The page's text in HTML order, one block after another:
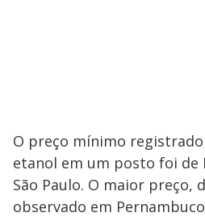
O preço mínimo
etanol em um posto foi de
São Paulo. O maior preço,
observado em